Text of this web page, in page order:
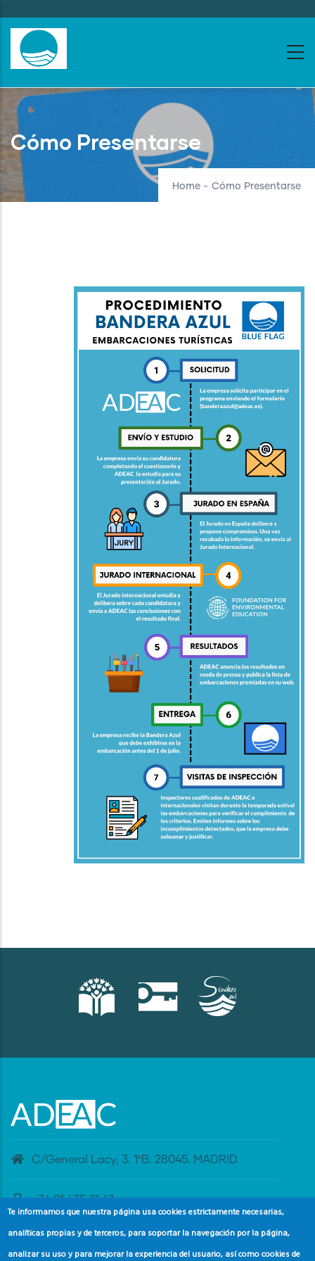
to
main
content
Cómo Presentarse
Home - Cómo Presentarse
C/General Lacy, 3. 1ºB. 28045. MADRID
+34 91 435 31 47
banderaazul@adeac.es
Te informamos que nuestra página usa cookies estrictamente necesarias,
analíticas propias y de terceros, para soportar la navegación por la página,
analizar su uso y para mejorar la experiencia del usuario, así como cookies de